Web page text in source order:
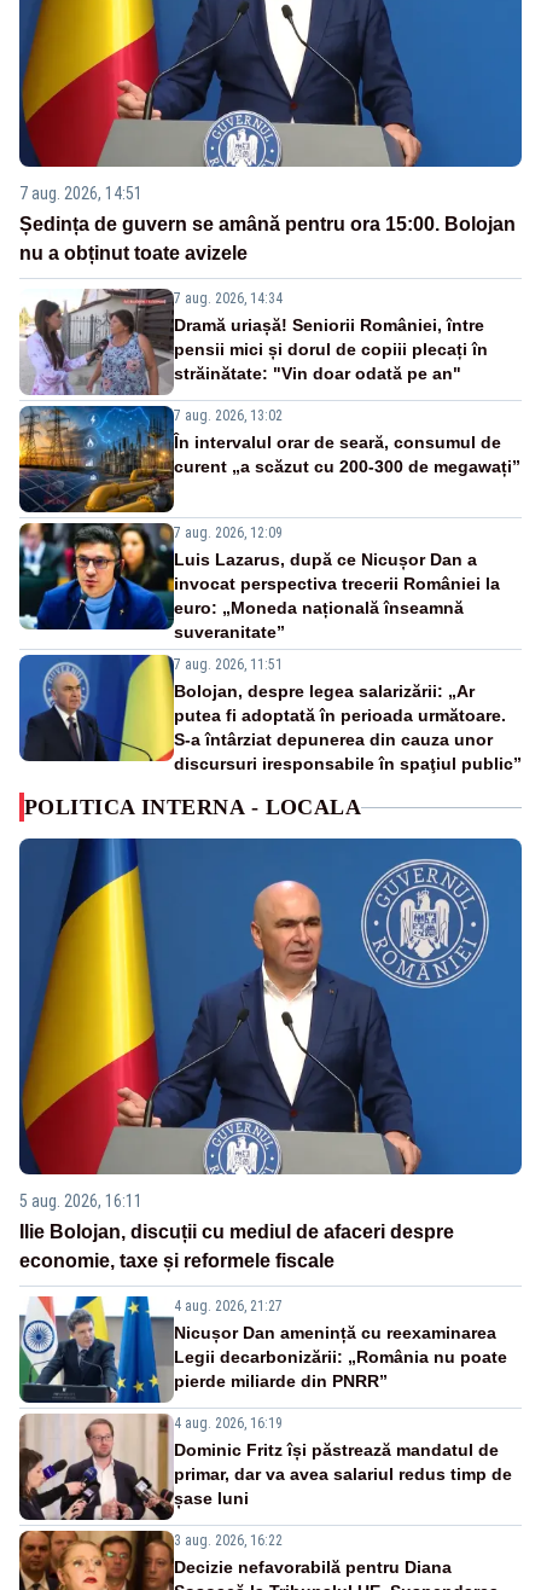
7 aug. 2026, 14:51
Ședința de guvern se amână pentru ora 15:00. Bolojan
nu a obținut toate avizele
7 aug. 2026, 14:34
Dramă uriașă! Seniorii României, între
pensii mici și dorul de copiii plecați în
străinătate: "Vin doar odată pe an"
7 aug. 2026, 13:02
În intervalul orar de seară, consumul de
curent „a scăzut cu 200-300 de megawați”
7 aug. 2026, 12:09
Luis Lazarus, după ce Nicușor Dan a
invocat perspectiva trecerii României la
euro: „Moneda națională înseamnă
suveranitate”
7 aug. 2026, 11:51
Bolojan, despre legea salarizării: „Ar
putea fi adoptată în perioada următoare.
S-a întârziat depunerea din cauza unor
discursuri iresponsabile în spaţiul public”
POLITICA INTERNA - LOCALA
5 aug. 2026, 16:11
Ilie Bolojan, discuții cu mediul de afaceri despre
economie, taxe și reformele fiscale
4 aug. 2026, 21:27
Nicușor Dan amenință cu reexaminarea
Legii decarbonizării: „România nu poate
pierde miliarde din PNRR”
4 aug. 2026, 16:19
Dominic Fritz își păstrează mandatul de
primar, dar va avea salariul redus timp de
șase luni
3 aug. 2026, 16:22
Decizie nefavorabilă pentru Diana